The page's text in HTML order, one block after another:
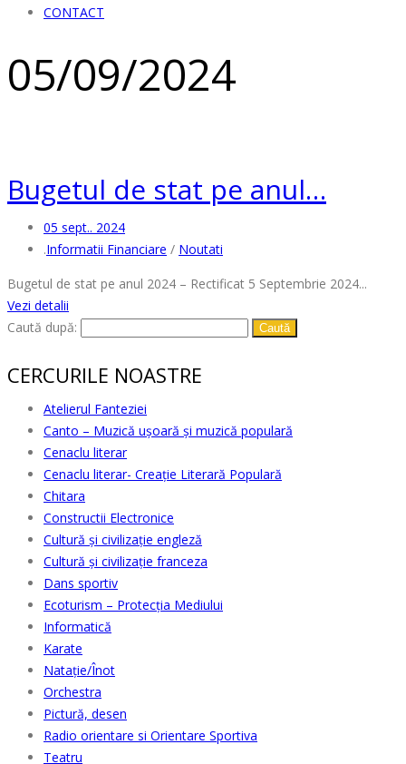
CONTACT
05/09/2024
Bugetul de stat pe anul…
05 sept.. 2024
.Informatii Financiare / Noutati
Bugetul de stat pe anul 2024 – Rectificat 5 Septembrie 2024...
Vezi detalii
Caută după:
CERCURILE NOASTRE
Atelierul Fanteziei
Canto – Muzică ușoară și muzică populară
Cenaclu literar
Cenaclu literar- Creație Literară Populară
Chitara
Constructii Electronice
Cultură şi civilizaţie engleză
Cultură şi civilizaţie franceza
Dans sportiv
Ecoturism – Protecția Mediului
Informatică
Karate
Natație/Înot
Orchestra
Pictură, desen
Radio orientare si Orientare Sportiva
Teatru